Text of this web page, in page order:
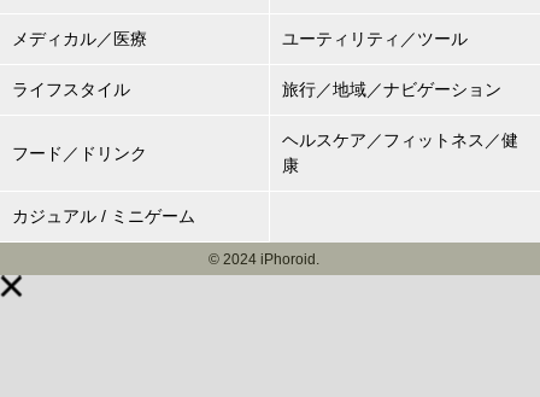
メディカル／医療 ユーティリティ／ツール
ライフスタイル 旅行／地域／ナビゲーション
フード／ドリンク
ヘルスケア／フィットネス／健
康
カジュアル / ミニゲーム
© 2024 iPhoroid.